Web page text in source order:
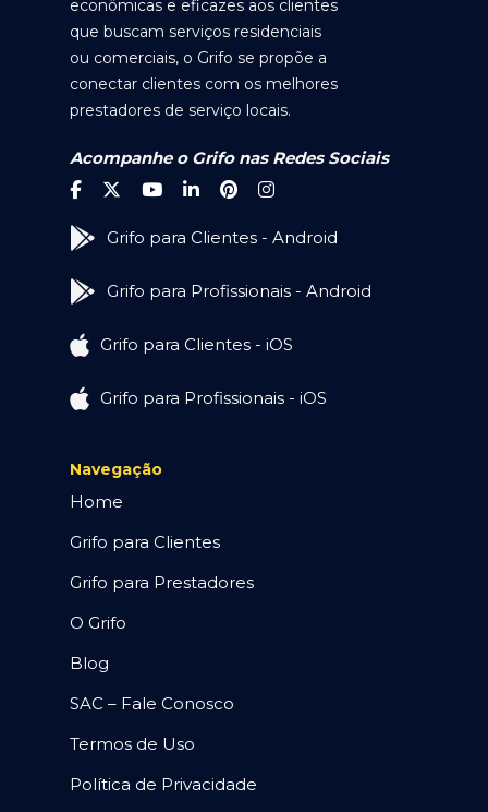
econômicas e eficazes aos clientes
que buscam serviços residenciais
ou comerciais, o Grifo se propõe a
conectar clientes com os melhores
prestadores de serviço locais.
Acompanhe o Grifo nas Redes Sociais
Grifo para Clientes - Android
Grifo para Profissionais - Android
Grifo para Clientes - iOS
Grifo para Profissionais - iOS
Navegação
Home
Grifo para Clientes
Grifo para Prestadores
O Grifo
Blog
SAC – Fale Conosco
Termos de Uso
Política de Privacidade